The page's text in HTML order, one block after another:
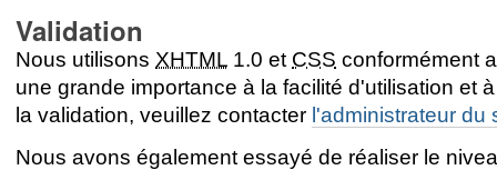
Validation
Nous utilisons XHTML 1.0 et CSS conformément
une grande importance à la facilité d'utilisation et
la validation, veuillez contacter l'administrateur du
Nous avons également essayé de réaliser le